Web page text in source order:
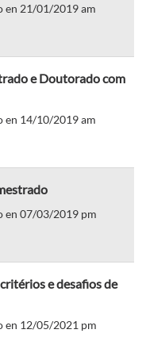
en 21/01/2019 am
e Doutorado com
en 14/10/2019 am
en 07/03/2019 pm
e desafios de
en 12/05/2021 pm